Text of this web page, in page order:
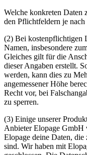
Welche konkreten Daten
den Pflichtfeldern je nach
(2) Bei kostenpflichtigen
Namen, insbesondere
Gleiches gilt für die
dieser Angaben erstellt.
werden, kann dies zu
angemessener Höhe
Recht vor, bei
zu sperren.
(3) Einige unserer
Anbieter Elopage GmbH
Elopage deine Daten,
sind. Wir haben mit